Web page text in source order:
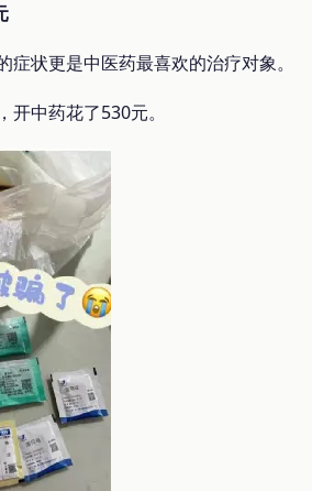
症状更是中医药最喜欢的治疗对象。
中药花了530元。